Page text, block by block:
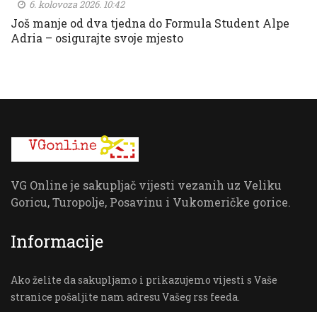
6. kolovoza 2026. 10:42
Još manje od dva tjedna do Formula Student Alpe
Adria – osigurajte svoje mjesto
VG Online je sakupljač vijesti vezanih uz Veliku
Goricu, Turopolje, Posavinu i Vukomeričke gorice.
Informacije
Ako želite da sakupljamo i prikazujemo vijesti s Vaše
stranice pošaljite nam adresu Vašeg rss feeda.